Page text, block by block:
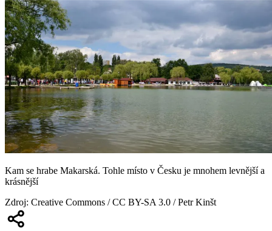
Kam se hrabe Makarská. Tohle místo v Česku je mnohem levnější a
krásnější
Zdroj: Creative Commons / CC BY-SA 3.0 / Petr Kinšt